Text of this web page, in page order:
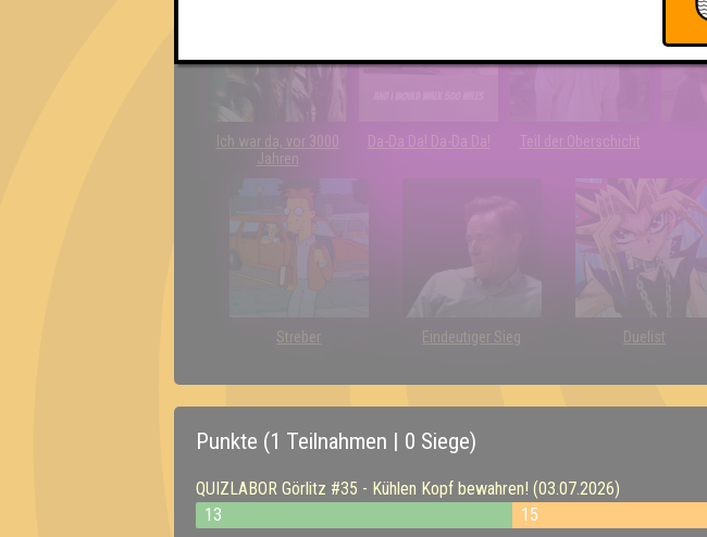
Ich war da, vor 3000
Jahren
Da-Da Da! Da-Da Da! Teil der Oberschicht
Streber Eindeutiger Sieg Duelist
Punkte (1 Teilnahmen | 0 Siege)
QUIZLABOR Görlitz #35 - Kühlen Kopf bewahren! (03.07.2026)
13
15